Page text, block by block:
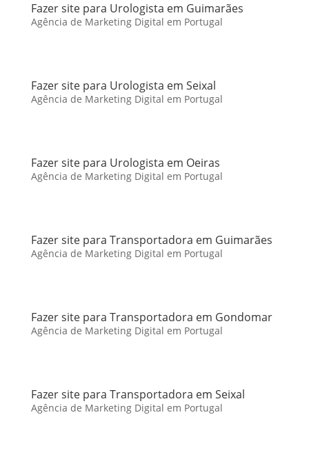
Fazer site para Urologista em Guimarães
Agência de Marketing Digital em Portugal
Fazer site para Urologista em Seixal
Agência de Marketing Digital em Portugal
Fazer site para Urologista em Oeiras
Agência de Marketing Digital em Portugal
Fazer site para Transportadora em Guimarães
Agência de Marketing Digital em Portugal
Fazer site para Transportadora em Gondomar
Agência de Marketing Digital em Portugal
Fazer site para Transportadora em Seixal
Agência de Marketing Digital em Portugal